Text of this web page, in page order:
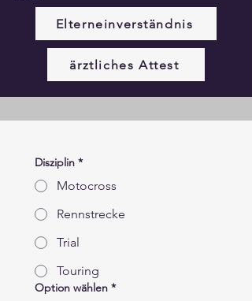
Elterneinverständnis
ärztliches Attest
Disziplin *
Motocross
Rennstrecke
Trial
Touring
Option wählen *